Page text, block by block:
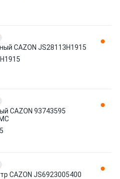
CAZON JS28113H1915
CAZON 93743595
CAZON JS6923005400